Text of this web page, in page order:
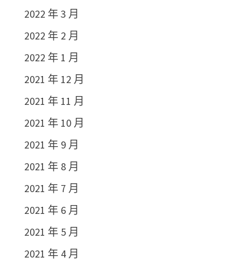
2022 年 3 月
2022 年 2 月
2022 年 1 月
2021 年 12 月
2021 年 11 月
2021 年 10 月
2021 年 9 月
2021 年 8 月
2021 年 7 月
2021 年 6 月
2021 年 5 月
2021 年 4 月